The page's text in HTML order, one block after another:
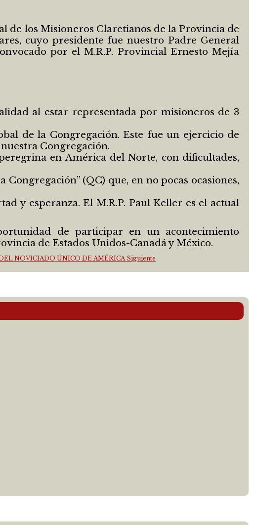
de los Misioneros Claretianos de la Provincia de
cuyo presidente fue nuestro Padre General
por el M.R.P. Provincial Ernesto Mejía
al estar representada por misioneros de 3
de la Congregación. Este fue un ejercicio de
Congregación.
en América del Norte, con dificultades,
(QC) que, en no pocas ocasiones,
y esperanza. El M.R.P. Paul Keller es el actual
de participar en un acontecimiento
de Estados Unidos-Canadá y México.
NOVICIADO ÚNICO DE AMÉRICA Siguiente